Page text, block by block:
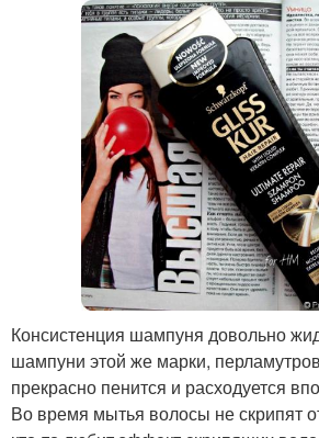
Консистенция шампуня довольно
шампуни этой же марки,
прекрасно пенится и расходуется
Во время мытья волосы не скрипят